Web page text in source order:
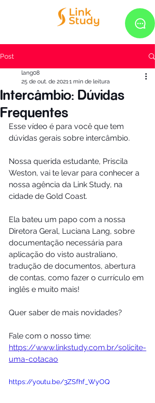
Post
Intercâmbio: Dúvidas
Frequentes
lang08
25 de out. de 20211 min de leitura
Esse vídeo é para você que tem
dúvidas gerais sobre intercâmbio.
Nossa querida estudante, Priscila
Weston, vai te levar para conhecer a
nossa agência da Link Study, na
cidade de Gold Coast.
Ela bateu um papo com a nossa
Diretora Geral, Luciana Lang, sobre
documentação necessária para
aplicação do visto australiano,
tradução de documentos, abertura
de contas, como fazer o currículo em
inglês e muito mais!
Quer saber de mais novidades?
Fale com o nosso time:
https://www.linkstudy.com.br/solicite-
uma-cotacao
https://youtu.be/3ZSfhf_WyOQ